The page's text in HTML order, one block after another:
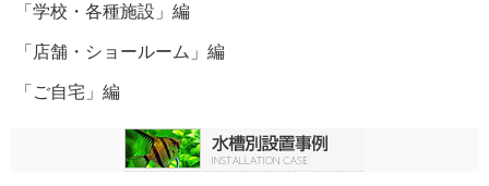
「学校・各種施設」編
「店舗・ショールーム」編
「ご自宅」編